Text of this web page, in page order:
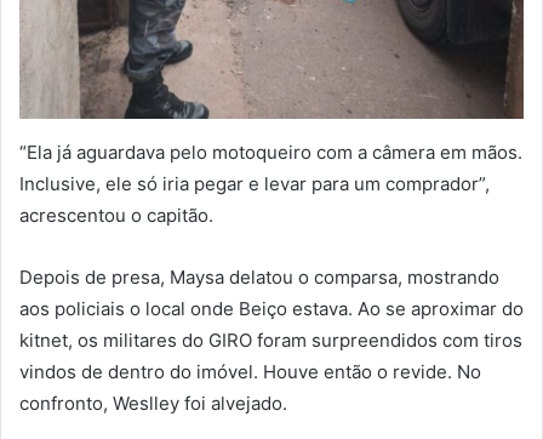
“Ela já aguardava pelo motoqueiro com a câmera em mãos.
Inclusive, ele só iria pegar e levar para um comprador”,
acrescentou o capitão.
Depois de presa, Maysa delatou o comparsa, mostrando
aos policiais o local onde Beiço estava. Ao se aproximar do
kitnet, os militares do GIRO foram surpreendidos com tiros
vindos de dentro do imóvel. Houve então o revide. No
confronto, Weslley foi alvejado.